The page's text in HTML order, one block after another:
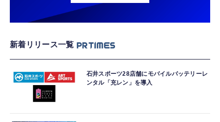
新着リリース一覧
石井スポーツ28店舗にモバイルバッテリーレ
ンタル「充レン」を導入